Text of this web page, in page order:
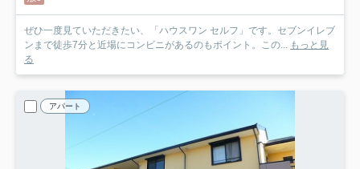
ぜひ一度見ていただきたい、「ハウスワン セルフ」です。セブンイレブ
ンまで徒歩7分と近場にコンビニがあるのもポイント。この...
もっと見
る
アパート